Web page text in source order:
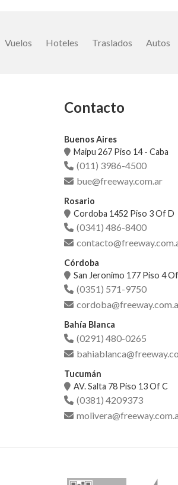
Vuelos Hoteles Traslados Autos
Contacto
Buenos Aires
Maipu 267 Piso 14 - Caba
(011) 3986-4500
bue@freeway.com.ar
Rosario
Cordoba 1452 Piso 3 Of D
(0341) 486-8400
Córdoba
San Jeronimo 177 Piso 4
(0351) 571-9750
Bahía Blanca
(0291) 480-0265
Tucumán
AV. Salta 78 Piso 13 Of C
(0381) 4209373